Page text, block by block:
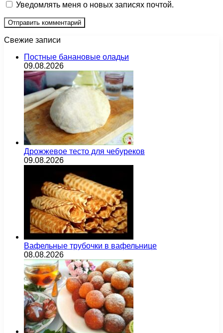
Уведомлять меня о новых записях почтой.
Свежие записи
Постные банановые оладьи
09.08.2026
Дрожжевое тесто для чебуреков
09.08.2026
Вафельные трубочки в вафельнице
08.08.2026